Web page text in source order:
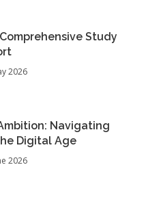
Study
2026
Navigating
Digital Age
2026